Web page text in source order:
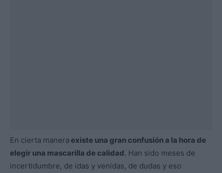
En cierta manera existe una gran confusión a la hora de
elegir una mascarilla de calidad. Han sido meses de
incertidumbre, de idas y venidas, de dudas y eso